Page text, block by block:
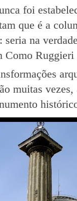
foi
que é a
seria na
Como
muitas